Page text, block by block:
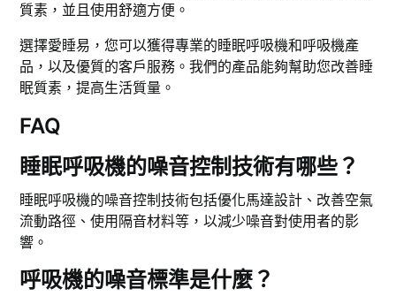
質素，並且使用舒適方便。
選擇愛睡易，您可以獲得專業的睡眠呼吸機和呼吸機產
品，以及優質的客戶服務。我們的產品能夠幫助您改善睡
眠質素，提高生活質量。
FAQ
睡眠呼吸機的噪音控制技術有哪些？
睡眠呼吸機的噪音控制技術包括優化馬達設計、改善空氣
流動路徑、使用隔音材料等，以減少噪音對使用者的影
響。
呼吸機的噪音標準是什麼？